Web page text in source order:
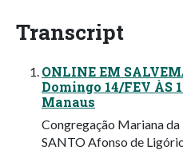
Transcript
ONLINE EM
Domingo 14/FEV ÀS
Manaus
Congregação Mariana
SANTO Afonso de